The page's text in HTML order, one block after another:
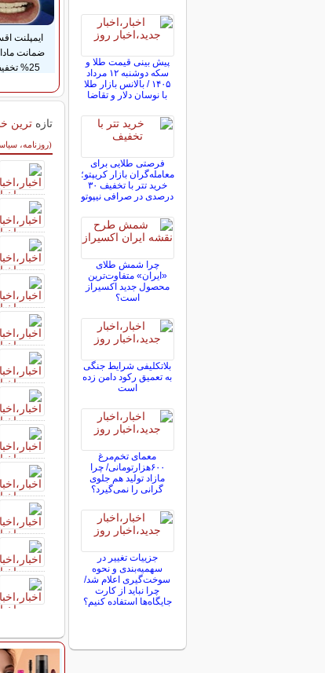
ایمپلنت
ضمانت
25% تخفیف ویژه
تازه ترین
(روزنامه،
سایر
پیش ‌بینی قیمت طلا و
سکه دوشنبه ۱۲ مرداد
۱۴۰۵ / بالانس بازار طلا
با نوسان دلار و تقاضا
فرصتی طلایی برای
معامله‌گران بازار کریپتو؛
خرید تتر با تخفیف ۳۰
درصدی در صرافی نیپوتو
چرا شمش طلای
«ایران» متفاوت‌ترین
محصول جدید اکسیراز
است؟
بلاتکلیفی‌ شرایط جنگی
به تعمیق رکود دامن زده
است
معمای تخم‌مرغ
۶۰۰هزارتومانی/ چرا
مازاد تولید هم جلوی
گرانی را نمی‌گیرد؟
جزییات تغییر در
سهمیه‌بندی و نحوه
سوخت‌گیری اعلام شد/
چرا نباید از کارت
جایگاه‌ها استفاده کنیم؟